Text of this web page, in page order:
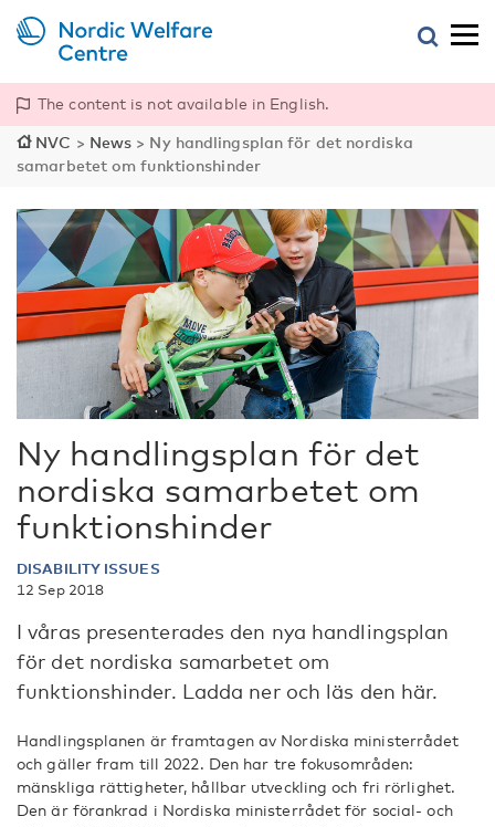
The content is not available in English.
NVC > News > Ny handlingsplan för det nordiska
samarbetet om funktionshinder
Ny handlingsplan för det
nordiska samarbetet om
funktionshinder
DISABILITY ISSUES
12 Sep 2018
I våras presenterades den nya handlingsplan
för det nordiska samarbetet om
funktionshinder. Ladda ner och läs den här.
Handlingsplanen är framtagen av Nordiska ministerrådet
och gäller fram till 2022. Den har tre fokusområden:
mänskliga rättigheter, hållbar utveckling och fri rörlighet.
Den är förankrad i Nordiska ministerrådet för social- och